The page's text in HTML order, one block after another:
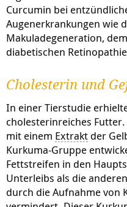
Curcumin bei
Augenerkrankungen wie
Makuladegeneration,
diabetischen
Cholesterin und
In einer Tierstudie
cholesterinreiches
mit einem Extrakt der
Kurkuma-Gruppe
Fettstreifen in den
Unterleibs als die
durch die Aufnahme von